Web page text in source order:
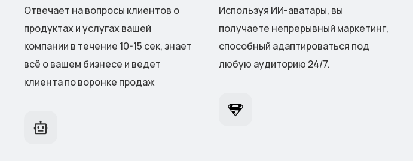
Отвечает на вопросы клиентов о
продуктах и услугах вашей
компании в течение 10-15 сек, знает
всё о вашем бизнесе и ведет
клиента по воронке продаж
Используя ИИ-аватары, вы
получаете непрерывный маркетинг,
способный адаптироваться под
любую аудиторию 24/7.